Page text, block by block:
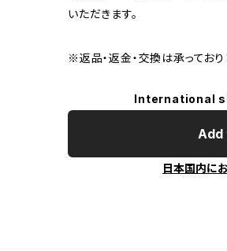
いただきます。
※返品・返金・交換は承っており
International
日本国内に